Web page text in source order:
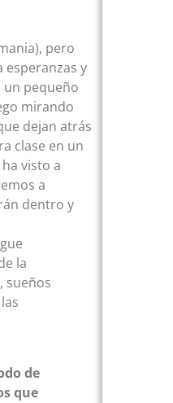
pero
esperanzas y
un pequeño
mirando
dejan atrás
clase en un
visto a
a
dentro y
la
sueños
de
que